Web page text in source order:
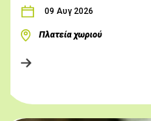
09 Αυγ 2026
Πλατεία χωριού